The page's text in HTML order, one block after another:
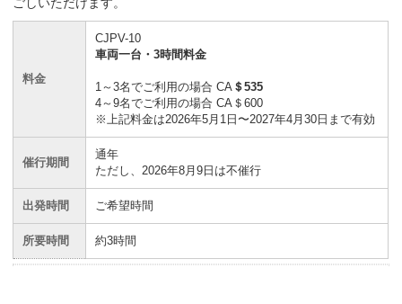
料金
CJPV-10
車両一台・3時間料金
1～3名でご利用の場合 CA ＄535
4～9名でご利用の場合 CA＄600
※上記料金は2026年5月1日〜2027年4月30日まで有効
催行期間
通年
ただし、2026年8月9日は不催行
出発時間 ご希望時間
所要時間 約3時間